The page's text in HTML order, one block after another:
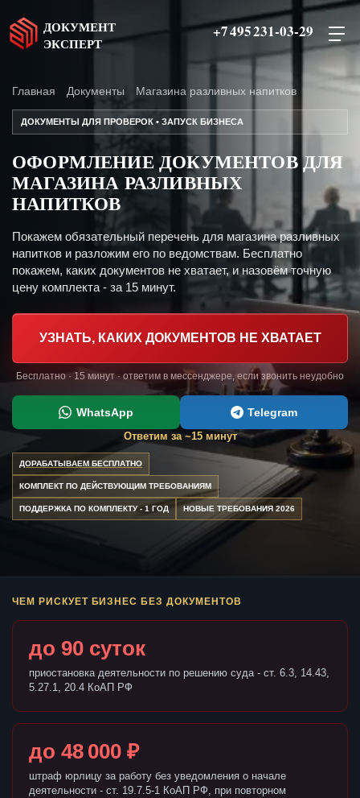
ДОКУМЕНТ
ЭКСПЕРТ
+7 495 231-03-29
Главная Документы Магазина разливных напитков
ДОКУМЕНТЫ ДЛЯ ПРОВЕРОК • ЗАПУСК БИЗНЕСА
ОФОРМЛЕНИЕ ДОКУМЕНТОВ ДЛЯ
МАГАЗИНА РАЗЛИВНЫХ
НАПИТКОВ
Покажем обязательный перечень для магазина разливных
напитков и разложим его по ведомствам. Бесплатно
покажем, каких документов не хватает, и назовём точную
цену комплекта - за 15 минут.
УЗНАТЬ, КАКИХ ДОКУМЕНТОВ НЕ ХВАТАЕТ
Бесплатно · 15 минут · ответим в мессенджере, если звонить неудобно
WhatsApp Telegram
Ответим за ~15 минут
ДОРАБАТЫВАЕМ БЕСПЛАТНО
КОМПЛЕКТ ПО ДЕЙСТВУЮЩИМ ТРЕБОВАНИЯМ
ПОДДЕРЖКА ПО КОМПЛЕКТУ - 1 ГОД НОВЫЕ ТРЕБОВАНИЯ 2026
ЧЕМ РИСКУЕТ БИЗНЕС БЕЗ ДОКУМЕНТОВ
до 90 суток
приостановка деятельности по решению суда - ст. 6.3, 14.43,
5.27.1, 20.4 КоАП РФ
до 48 000 ₽
штраф юрлицу за работу без уведомления о начале
деятельности - ст. 19.7.5-1 КоАП РФ, при повторном